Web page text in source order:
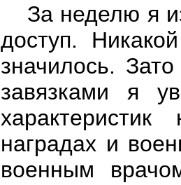
За неделю я
доступ.
значилось.
завязками я
наградах и
военным